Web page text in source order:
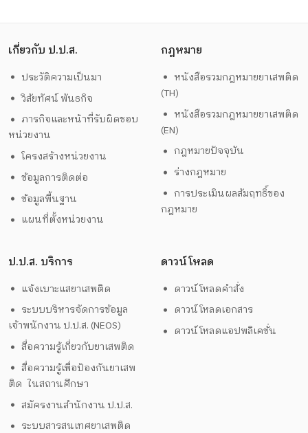
เกี่ยวกับ ป.ป.ส.
ประวัติความเป็นมา
วิสัยทัศน์ พันธกิจ
ภารกิจและหน้าที่รับผิดชอบ
หน่วยงาน
โครงสร้างหน่วยงาน
ข้อมูลการติดต่อ
ข้อมูลพื้นฐาน
แผนที่ตั้งหน่วยงาน
กฎหมาย
หนังสือรวมกฎหมายยาเสพติด
(TH)
หนังสือรวมกฎหมายยาเสพติด
(EN)
กฎหมายปัจจุบัน
ร่างกฎหมาย
การประเมินผลสัมฤทธิ์ของ
กฎหมาย
ป.ป.ส. บริการ
แจ้งเบาะแสยาเสพติด
ระบบบริหารจัดการข้อมูล
เจ้าพนักงาน ป.ป.ส. (NEOS)
สื่อความรู้เกี่ยวกับยาเสพติด
สื่อความรู้เพื่อป้องกันยาเสพ
ติด ในสถานศึกษา
สมัครงานสำนักงาน ป.ป.ส.
ระบบสารสนเทศยาเสพติด
ดาวน์โหลด
ดาวน์โหลดคำสั่ง
ดาวน์โหลดเอกสาร
ดาวน์โหลดแอปพลิเคชั่น